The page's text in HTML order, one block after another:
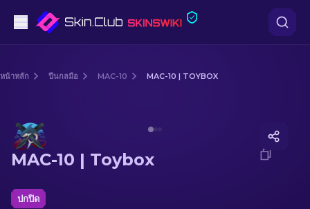
ปืนไรเฟิล
ปืนไรเฟิลซุ่มยิง
มีด
หน้าหลัก ปืนกลมือ MAC-10 MAC-10 | TOYBOX
MAC-10 | Toybox
ปกปิด